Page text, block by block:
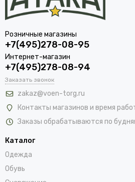
Розничные магазины
+7(495)278-08-95
Интернет-магазин
+7(495)278-08-94
Заказать звонок
zakaz@voen-torg.ru
Контакты магазинов и время
Заказы обрабатываются по
Каталог
Одежда
Обувь